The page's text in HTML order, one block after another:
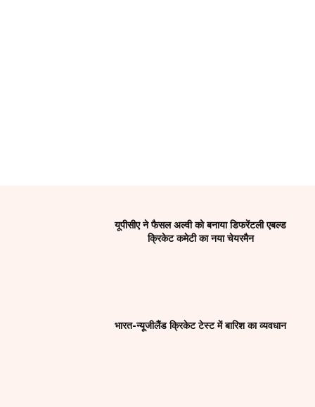
यूपीसीए ने फैसल अल्वी को बनाया डिफरेंटली एबल्ड
क्रिकेट कमेटी का नया चेयरमैन
भारत-न्यूजीलैंड क्रिकेट टेस्ट में बारिश का व्यवधान